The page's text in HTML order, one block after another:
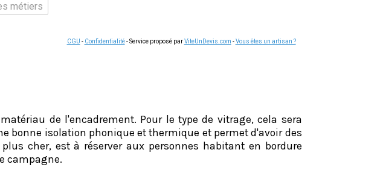
métiers
CGU - Confidentialité- Service proposé parViteUnDevis.com -Vous êtes un artisan ?
de l'encadrement. Pour le type de vitrage, cela sera
bonne isolation phonique et thermique et permet d'avoir des
cher, est à réserver aux personnes habitant en bordure
campagne.